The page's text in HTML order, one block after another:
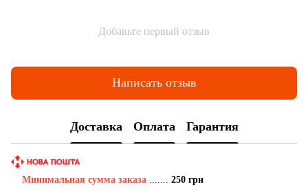
Добавьте первый отзыв
Написать отзыв
Доставка Оплата Гарантия
Минимальная сумма заказа ....... 250 грн